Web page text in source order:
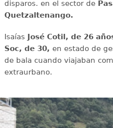
disparos. en el sector de
Quetzaltenango.
Isaías José Cotil, de 26
Soc, de 30, en estado de
de bala cuando viajaban
extraurbano.